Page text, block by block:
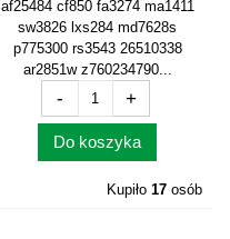
af25484 cf850 fa3274 ma1411
sw3826 lxs284 md7628s
p775300 rs3543 26510338
ar2851w z760234790...
- +
Do koszyka
Kupiło 17 osób